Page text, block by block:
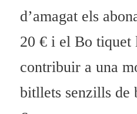
d’amagat els
20 € i el Bo tiquet
contribuir a una
bitllets senzills de